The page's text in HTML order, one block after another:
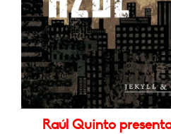
Raúl Quinto